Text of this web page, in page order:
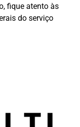
fique atento às
do serviço